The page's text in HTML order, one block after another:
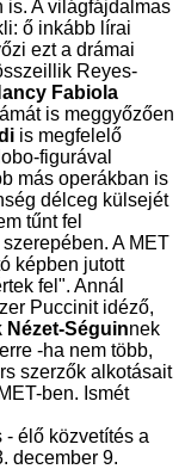
is. A világfájdalmas
ő inkább lírai
ezt a drámai
Reyes-
Fabiola
is meggyőzően
is megfelelő
figurával
más operákban is
délceg külsejét
tűnt fel
A MET
képben jutott
fel". Annál
Puccinit idéző,
Nézet-Séguinnek
-ha nem több,
szerzők alkotásait
ben. Ismét
élő közvetítés a
december 9.